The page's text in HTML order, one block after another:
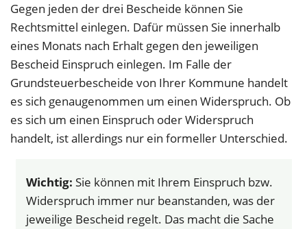
Gegen jeden der drei Bescheide können Sie
Rechtsmittel einlegen. Dafür müssen Sie innerhalb
eines Monats nach Erhalt gegen den jeweiligen
Bescheid Einspruch einlegen. Im Falle der
Grundsteuerbescheide von Ihrer Kommune handelt
es sich genaugenommen um einen Widerspruch. Ob
es sich um einen Einspruch oder Widerspruch
handelt, ist allerdings nur ein formeller Unterschied.
Wichtig: Sie können mit Ihrem Einspruch bzw.
Widerspruch immer nur beanstanden, was der
jeweilige Bescheid regelt. Das macht die Sache